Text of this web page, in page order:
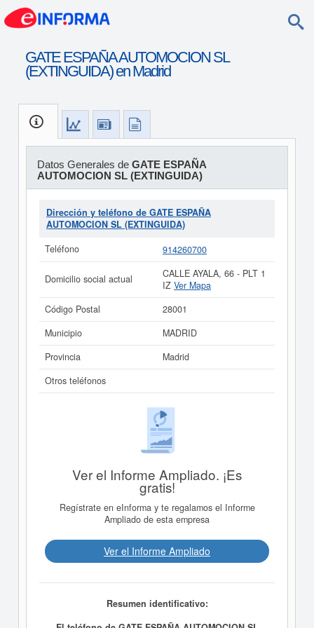
GATE ESPAÑA AUTOMOCION SL
(EXTINGUIDA) en Madrid
Datos Generales de GATE ESPAÑA
AUTOMOCION SL (EXTINGUIDA)
Dirección y teléfono de GATE ESPAÑA
AUTOMOCION SL (EXTINGUIDA)
Teléfono
914260700
Domicilio social actual
CALLE AYALA, 66 - PLT 1
IZ Ver Mapa
Código Postal
28001
Municipio
MADRID
Provincia
Madrid
Otros teléfonos
Ver el Informe Ampliado. ¡Es
gratis!
Regístrate en eInforma y te regalamos el Informe
Ampliado de esta empresa
Ver el Informe Ampliado
Resumen identificativo: